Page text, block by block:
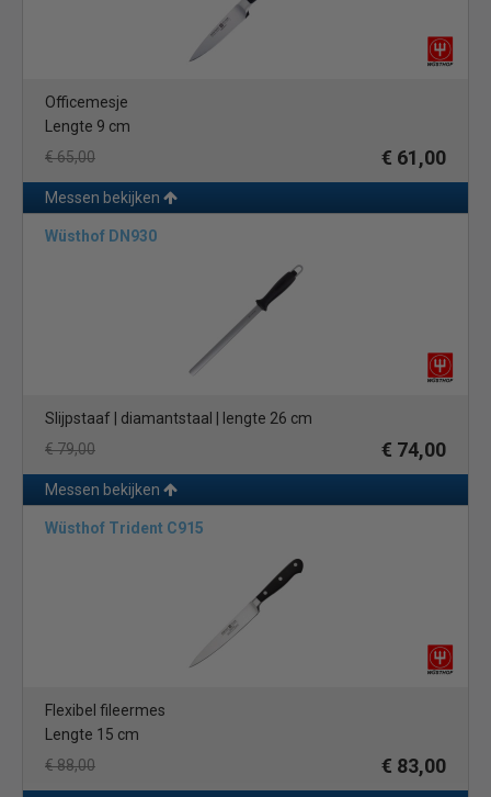
Officemesje
Lengte 9 cm
€ 65,00
€ 61,00
Messen bekijken
Wüsthof DN930
Slijpstaaf | diamantstaal | lengte 26 cm
€ 79,00
€ 74,00
Messen bekijken
Wüsthof Trident C915
Flexibel fileermes
Lengte 15 cm
€ 88,00
€ 83,00